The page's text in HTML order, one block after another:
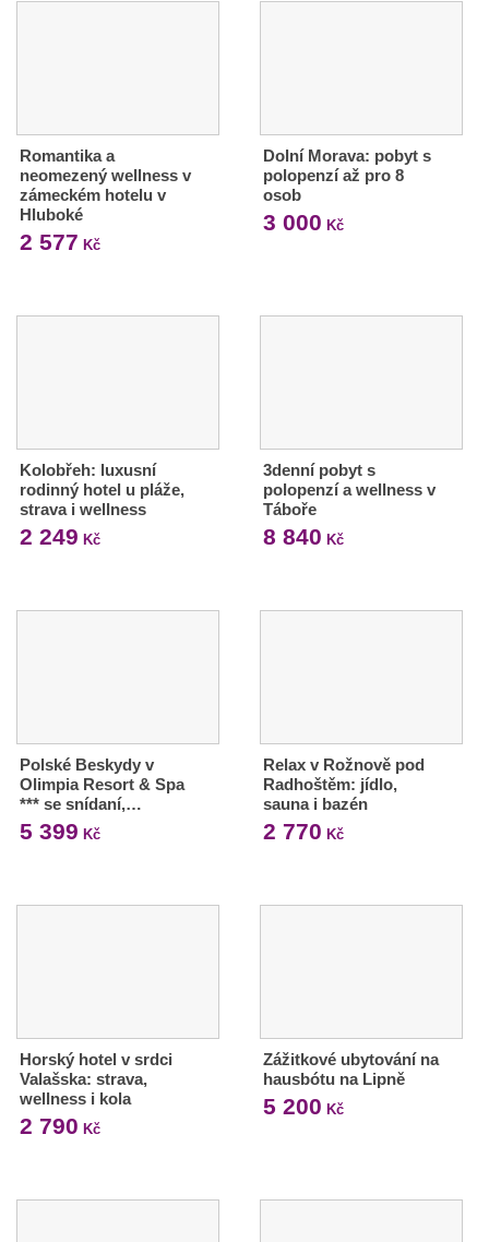
Romantika a
neomezený wellness v
zámeckém hotelu v
Hluboké
2 577 Kč
Dolní Morava: pobyt s
polopenzí až pro 8
osob
3 000 Kč
Kolobřeh: luxusní
rodinný hotel u pláže,
strava i wellness
2 249 Kč
3denní pobyt s
polopenzí a wellness v
Táboře
8 840 Kč
Polské Beskydy v
Olimpia Resort & Spa
*** se snídaní,…
5 399 Kč
Relax v Rožnově pod
Radhoštěm: jídlo,
sauna i bazén
2 770 Kč
Horský hotel v srdci
Valašska: strava,
wellness i kola
2 790 Kč
Zážitkové ubytování na
hausbótu na Lipně
5 200 Kč